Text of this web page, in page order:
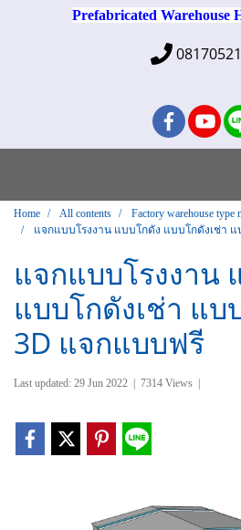
Prefabricated Warehouse
Home All contents
Factory warehouse type
แจกแบบโรงงาน แบบโกดัง แบบโกดังเช่า
แจกแบบโรงงาน
แบบโกดังเช่า แ
3D แจกแบบฟรี
Last updated: 29 Jun 2022 7314 Views